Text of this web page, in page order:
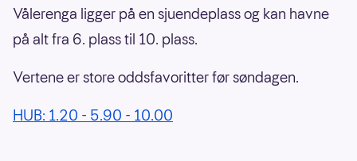
Vålerenga ligger på en sjuendeplass og kan havne
på alt fra 6. plass til 10. plass.
Vertene er store oddsfavoritter før søndagen.
HUB: 1.20 - 5.90 - 10.00